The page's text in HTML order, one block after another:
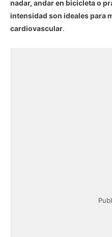
nadar, andar en bicicleta o
intensidad son ideales para
cardiovascular.